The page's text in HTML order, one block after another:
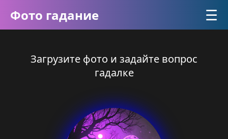
Фото гадание ☰
Загрузите фото и задайте вопрос
гадалке